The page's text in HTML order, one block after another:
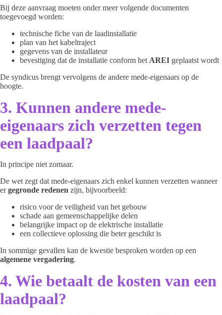
Bij deze aanvraag moeten onder meer volgende documenten
toegevoegd worden:
technische fiche van de laadinstallatie
plan van het kabeltraject
gegevens van de installateur
bevestiging dat de installatie conform het AREI geplaatst wordt
De syndicus brengt vervolgens de andere mede-eigenaars op de
hoogte.
3. Kunnen andere mede-
eigenaars zich verzetten tegen
een laadpaal?
In principe niet zomaar.
De wet zegt dat mede-eigenaars zich enkel kunnen verzetten wanneer
ergegronde redenen zijn, bijvoorbeeld:
risico voor de veiligheid van het gebouw
schade aan gemeenschappelijke delen
belangrijke impact op de elektrische installatie
een collectieve oplossing die beter geschikt is
In sommige gevallen kan de kwestie besproken worden op een
algemene vergadering.
4. Wie betaalt de kosten van een
laadpaal?